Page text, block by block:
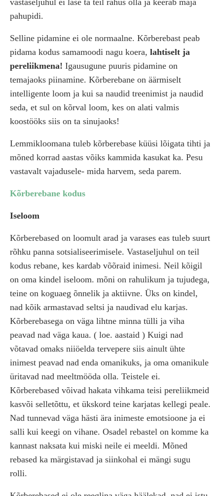
vastaseljuhul ei lase ta teil rahus olla ja keerab maja
pahupidi.
Selline pidamine ei ole normaalne. Kõrberebast peab
pidama kodus samamoodi nagu koera, lahtiselt ja
pereliikmena! Igausugune puuris pidamine on
temajaoks piinamine. Kõrberebane on äärmiselt
intelligente loom ja kui sa naudid treenimist ja naudid
seda, et sul on kõrval loom, kes on alati valmis
koostööks siis on ta sinujaoks!
Lemmikloomana tuleb kõrberebase küüsi lõigata tihti ja
mõned korrad aastas võiks kammida kasukat ka. Pesu
vastavalt vajadusele- mida harvem, seda parem.
Kõrberebane kodus
Iseloom
Kõrberebased on loomult arad ja varases eas tuleb suurt
rõhku panna sotsialiseerimisele. Vastaseljuhul on teil
kodus rebane, kes kardab võõraid inimesi. Neil kõigil
on oma kindel iseloom. mõni on rahulikum ja tujudega,
teine on koguaeg õnnelik ja aktiivne. Üks on kindel,
nad kõik armastavad seltsi ja naudivad elu karjas.
Kõrberebasega on väga lihtne minna tülli ja viha
peavad nad väga kaua. ( loe. aastaid ) Kuigi nad
võtavad omaks niiöelda tervepere siis ainult ühte
inimest peavad nad enda omanikuks, ja oma omanikule
üritavad nad meeltmööda olla. Teistele ei.
Kõrberebased võivad hakata vihkama teisi pereliikmeid
kasvõi selletõttu, et ükskord teine karjatas kellegi peale.
Nad tunnevad väga hästi ära inimeste emotsioone ja ei
salli kui keegi on vihane. Osadel rebastel on komme ka
kannast naksata kui miski neile ei meeldi. Mõned
rebased ka märgistavad ja siinkohal ei mängi sugu
rolli.